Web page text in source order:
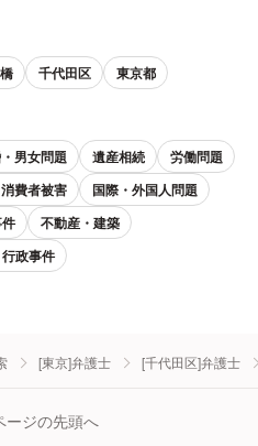
千代田区 東京都
男女問題 遺産相続
労働問題
費者被害
国際・外国人問題
不動産・建築
政事件
[東京]弁護士 [千代田区]弁護士
ージの先頭へ